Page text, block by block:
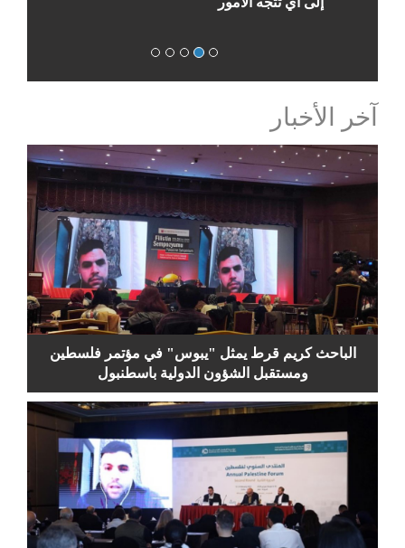
آخر الأخبار
الباحث كريم قرط يمثل "يبوس" في مؤتمر فلسطين
ومستقبل الشؤون الدولية باسطنبول